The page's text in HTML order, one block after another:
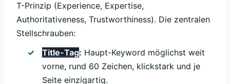
T-Prinzip (Experience, Expertise,
Authoritativeness, Trustworthiness). Die zentralen
Stellschrauben:
Title-Tag: Haupt-Keyword möglichst weit
vorne, rund 60 Zeichen, klickstark und je
Seite einzigartig.